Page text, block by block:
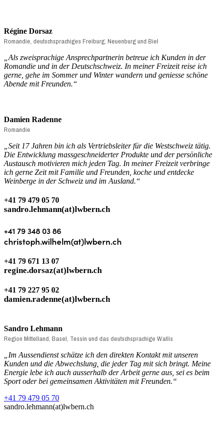
Régine Dorsaz
Romandie, deutschsprachiges Freiburg, Neuenburg und Biel
Als zweisprachige Ansprechpartnerin betreue ich Kunden in der
Romandie und in der Deutschschweiz. In meiner Freizeit reise ich
gerne, gehe im Sommer und Winter wandern und geniesse schöne
Abende mit Freunden.“
Damien Radenne
Romandie
„Seit 17 Jahren bin ich als Vertriebsleiter für die Westschweiz tätig.
Die Entwicklung massgeschneiderter Produkte und der persönliche
Austausch motivieren mich jeden Tag. In meiner Freizeit verbringe
ich gerne Zeit mit Familie und Freunden, koche und entdecke
Weinberge in der Schweiz und im Ausland.“
+41 79 479 05 70
sandro.lehmann(at)lwbern.ch
+41 79 348 03 86
christoph.wilhelm(at)lwbern.ch
+41 79 671 13 07
regine.dorsaz(at)lwbern.ch
+41 79 227 95 02
damien.radenne(at)lwbern.ch
Sandro Lehmann
Region Mittelland, Basel, Tessin und das deutschsprachige Wallis
„Im Aussendienst schätze ich den direkten Kontakt mit unseren
Kunden und die Abwechslung, die jeder Tag mit sich bringt. Meine
Energie lebe ich auch ausserhalb der Arbeit gerne aus, sei es beim
Sport oder bei gemeinsamen Aktivitäten mit Freunden.“
+41 79 479 05 70
sandro.lehmann(at)lwbern.ch